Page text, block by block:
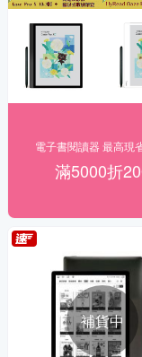
電子書閱讀器 最高現
滿5000折
補貨中